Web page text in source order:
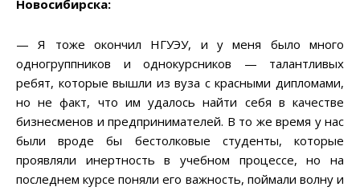
Новосибирска:
— Я тоже окончил НГУЭУ, и у меня было много
одногруппников и однокурсников — талантливых
ребят, которые вышли из вуза с красными дипломами,
но не факт, что им удалось найти себя в качестве
бизнесменов и предпринимателей. В то же время у нас
были вроде бы бестолковые студенты, которые
проявляли инертность в учебном процессе, но на
последнем курсе поняли его важность, поймали волну и